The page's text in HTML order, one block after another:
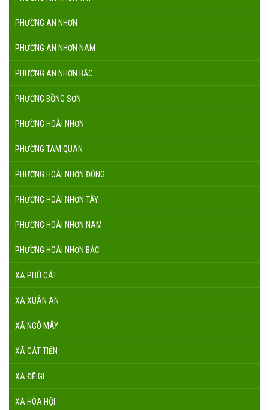
PHƯỜNG AN NHƠN
PHƯỜNG AN NHƠN NAM
PHƯỜNG AN NHƠN BẮC
PHƯỜNG BỒNG SƠN
PHƯỜNG HOÀI NHƠN
PHƯỜNG TAM QUAN
PHƯỜNG HOÀI NHƠN ĐÔNG
PHƯỜNG HOÀI NHƠN TÂY
PHƯỜNG HOÀI NHƠN NAM
PHƯỜNG HOÀI NHƠN BẮC
XÃ PHÙ CÁT
XÃ XUÂN AN
XÃ NGÔ MÂY
XÃ CÁT TIẾN
XÃ ĐỀ GI
XÃ HÒA HỘI